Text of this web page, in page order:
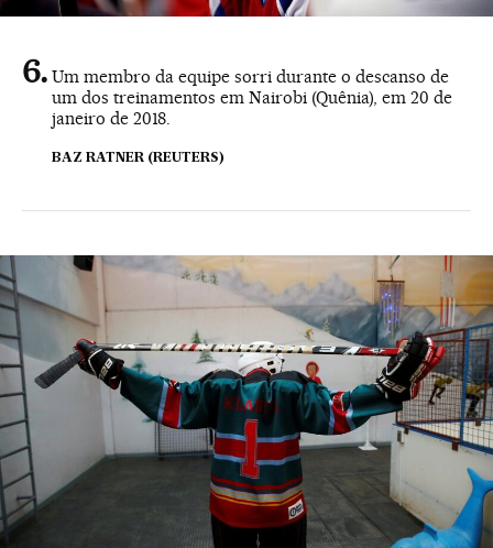
Um membro da equipe sorri durante o descanso de
um dos treinamentos em Nairobi (Quênia), em 20 de
janeiro de 2018.
BAZ RATNER (REUTERS)